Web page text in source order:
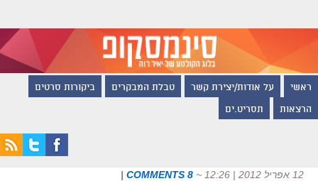
ראשי על אודות/יצירת קשר טבלת המבקרים ביקורות סרטים
הרצאות תסריט.ים
12 אפריל 2012 | 12:26 ~
8 COMMENTS
|